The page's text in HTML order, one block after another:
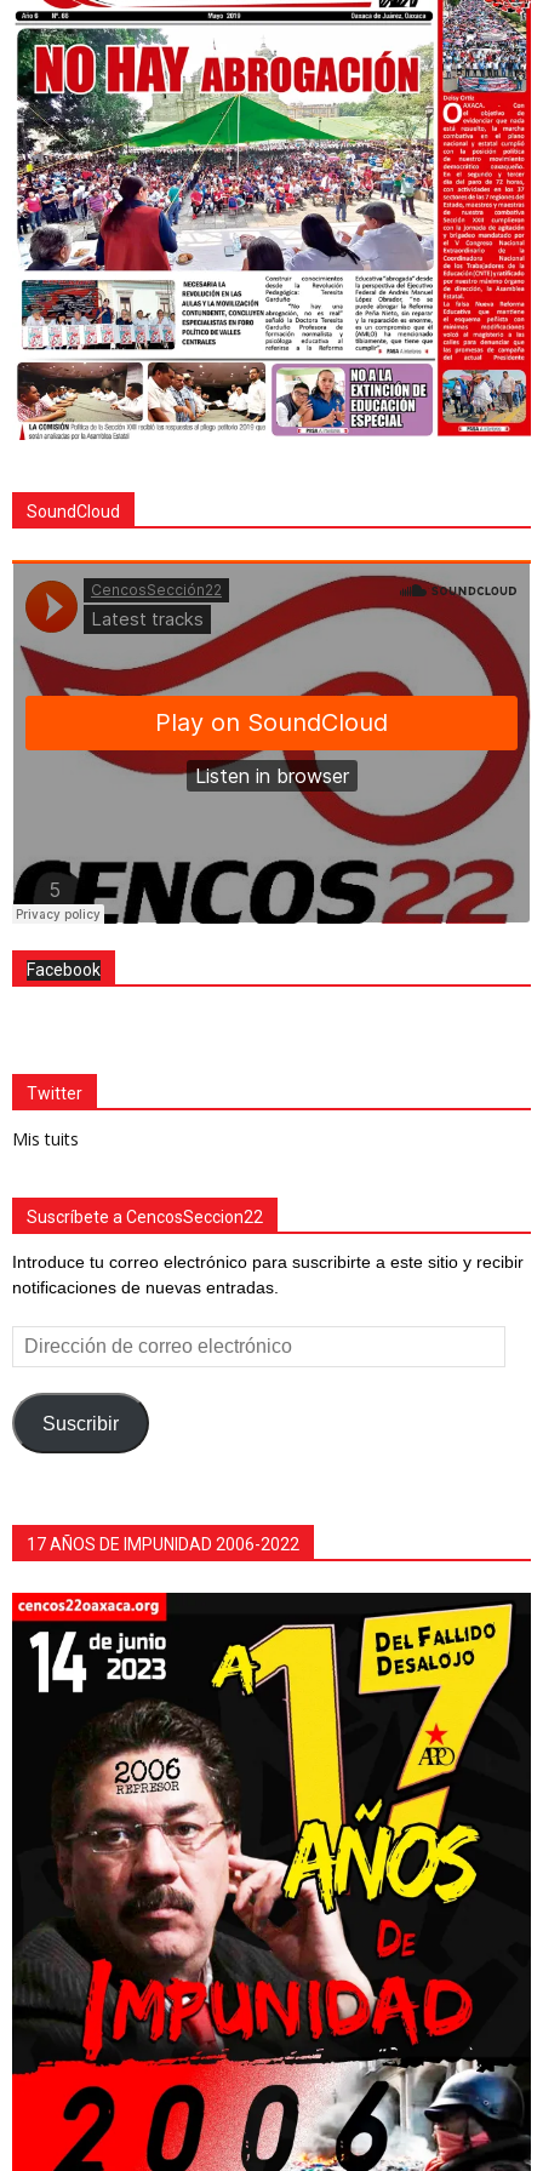
SoundCloud
Facebook
Twitter
Mis tuits
Suscríbete a CencosSeccion22
Introduce tu correo electrónico para suscribirte a este sitio y recibir
notificaciones de nuevas entradas.
Dirección
de
correo
electrónico
Suscribir
17 AÑOS DE IMPUNIDAD 2006-2022